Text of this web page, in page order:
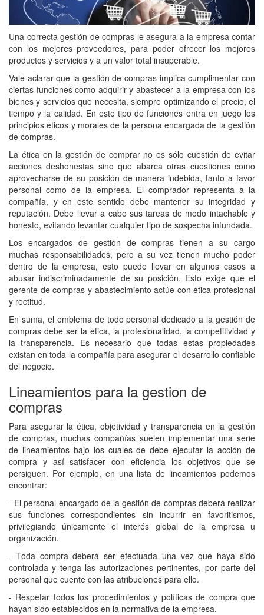
Una correcta gestión de compras le asegura a la empresa contar
con los mejores proveedores, para poder ofrecer los mejores
productos y servicios y a un valor total insuperable.
Vale aclarar que la gestión de compras implica cumplimentar con
ciertas funciones como adquirir y abastecer a la empresa con los
bienes y servicios que necesita, siempre optimizando el precio, el
tiempo y la calidad. En este tipo de funciones entra en juego los
principios éticos y morales de la persona encargada de la gestión
de compras.
La ética en la gestión de comprar no es sólo cuestión de evitar
acciones deshonestas sino que abarca otras cuestiones como
aprovecharse de su posición de manera indebida, tanto a favor
personal como de la empresa. El comprador representa a la
compañía, y en este sentido debe mantener su integridad y
reputación. Debe llevar a cabo sus tareas de modo intachable y
honesto, evitando levantar cualquier tipo de sospecha infundada.
Los encargados de gestión de compras tienen a su cargo
muchas responsabilidades, pero a su vez tienen mucho poder
dentro de la empresa, esto puede llevar en algunos casos a
abusar indiscriminadamente de su posición. Esto exige que el
gerente de compras y abastecimiento actúe con ética profesional
y rectitud.
En suma, el emblema de todo personal dedicado a la gestión de
compras debe ser la ética, la profesionalidad, la competitividad y
la transparencia. Es necesario que todas estas propiedades
existan en toda la compañía para asegurar el desarrollo confiable
del negocio.
Lineamientos para la gestion de
compras
Para asegurar la ética, objetividad y transparencia en la gestión
de compras, muchas compañías suelen implementar una serie
de lineamientos bajo los cuales de debe ejecutar la acción de
compra y así satisfacer con eficiencia los objetivos que se
persiguen. Por ejemplo, en una lista de lineamientos podemos
encontrar:
- El personal encargado de la gestión de compras deberá realizar
sus funciones correspondientes sin incurrir en favoritismos,
privilegiando únicamente el interés global de la empresa u
organización.
- Toda compra deberá ser efectuada una vez que haya sido
controlada y tenga las autorizaciones pertinentes, por parte del
personal que cuente con las atribuciones para ello.
- Respetar todos los procedimientos y políticas de compra que
hayan sido establecidos en la normativa de la empresa.